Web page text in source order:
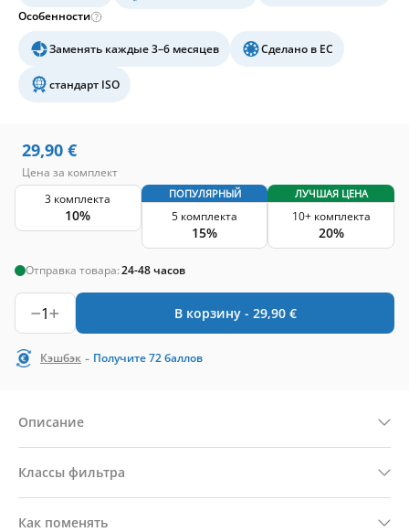
Особенности
Заменять каждые 3–6 месяцев Сделано в ЕС
стандарт ISO
29,90 €
Цена за комплект
3 комплекта
10%
ПОПУЛЯРНЫЙ
5 комплекта
15%
ЛУЧШАЯ ЦЕНА
10+ комплекта
20%
Отправка товара:24-48 часов
1 В корзину - 29,90 €
Кэшбэк - Получите72баллов
Описание
Классы фильтра
Как поменять